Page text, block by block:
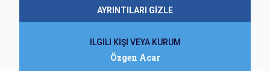
AYRINTILARI GİZLE
İLGİLİ KİŞİ VEYA KURUM
Özgen Acar